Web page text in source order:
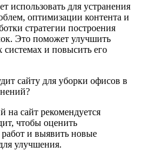
использовать для устранения
оптимизации контента и
стратегии построения
Это поможет улучшить
системах и повысить его
сайту для уборки офисов в
на сайт рекомендуется
чтобы оценить
и выявить новые
улучшения.